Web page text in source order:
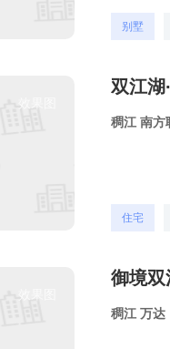
别墅
效果图
双江湖
稠江 南方
住宅
效果图
御境
稠江 万达